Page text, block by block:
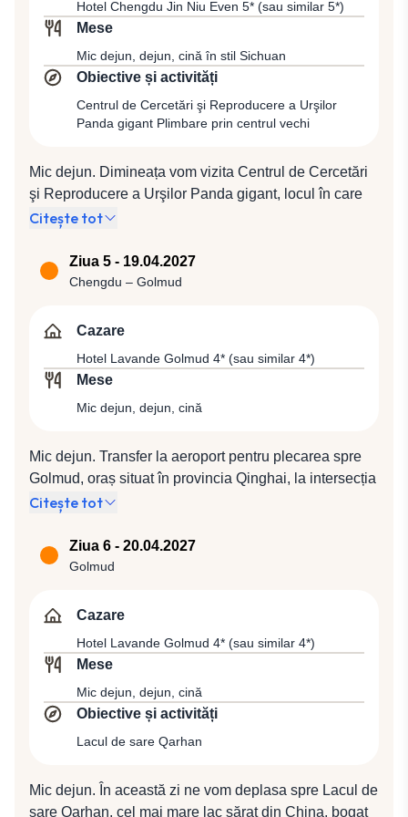
importanți poeți chinezi din timpul dinastiei Tang. Va
urma o plimbare prin pitorescul cartier vechi, vom
admira Mănăstirea Wenshu Yuan, care adăpostește
cel mai bine păstrat templu buddhist din regiune, unde
se află o impresionantă colecție de picturi și caligrafii,
sutre străvechi și un număr impresionant de statui ale
cazare la Hotel Chengdu Jin Niu Even 5* (sau similar
5*).
Hotel Chengdu Jin Niu Even 5* (sau similar 5*)
Mese
Mic dejun, dejun, cină în stil Sichuan
Obiective și activități
Centrul de Cercetări şi Reproducere a Urşilor
Panda gigant Plimbare prin centrul vechi
Mic dejun. Dimineața vom vizita Centrul de Cercetări
şi Reproducere a Urşilor Panda gigant, locul în care
specia aflată în pericol de dispariţie a fost salvată, o
naturaliştii au recreat cât mai fidel posibil condiţiile
naturale în care trăiau „ursuleţii”. Dejun inclus. Vom
local. Cină în stil Sichuan la un restaurant local şi
5*).
Citește tot
Ziua 5 - 19.04.2027
Chengdu – Golmud
Cazare
Hotel Lavande Golmud 4* (sau similar 4*)
Mese
Mic dejun, dejun, cină
Mic dejun. Transfer la aeroport pentru plecarea spre
Golmud, oraș situat în provincia Qinghai, la intersecția
a 2 rute antice, în prezent cunoscut ca urmare a
plecare pe ruta transtibetană. După sosire, transfer
pentru cină la un restaurant local și cazare la Hotel
Citește tot
Ziua 6 - 20.04.2027
Golmud
Cazare
Hotel Lavande Golmud 4* (sau similar 4*)
Mese
Mic dejun, dejun, cină
Obiective și activități
Lacul de sare Qarhan
Mic dejun. În această zi ne vom deplasa spre Lacul de
sare Qarhan, cel mai mare lac sărat din China, bogat